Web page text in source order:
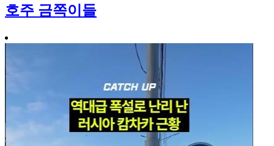
호주 금쪽이들